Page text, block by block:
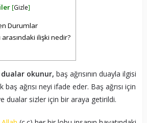
[Gizle]
Durumlar
arasındaki ilişki nedir?
dualar okunur, baş ağrısının duayla ilgisi
baş ağrısı neyi ifade eder. Baş ağrısı için
dualar sizler için bir araya getirildi.